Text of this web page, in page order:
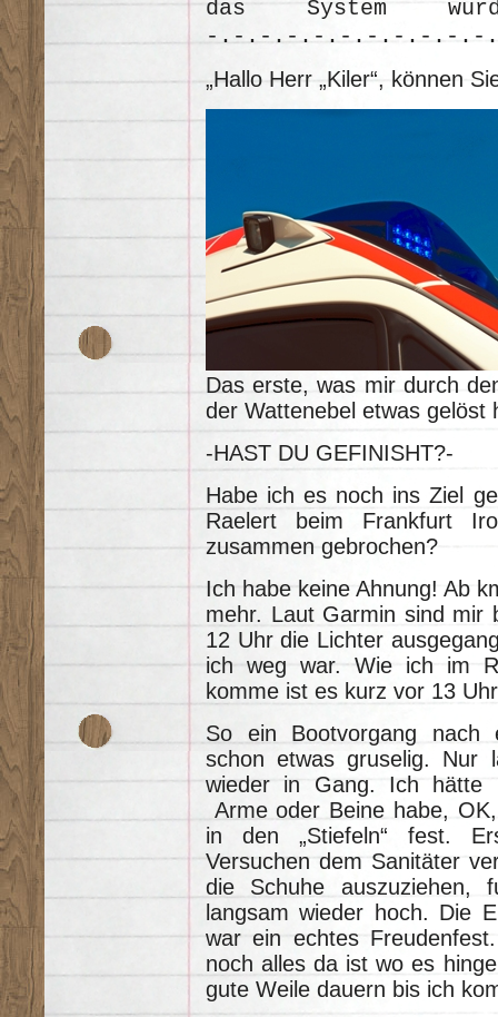
das System
-.-.-.-.-.-.-.-.-.-
„Hallo Herr „Kiler“, können
Das erste, was mir durch
der Wattenebel etwas
-HAST DU GEFINISHT?-
Habe ich es noch ins Ziel
Raelert beim Frankfurt
zusammen gebrochen?
Ich habe keine Ahnung! Ab
mehr. Laut Garmin sind mir
12 Uhr die Lichter
ich weg war. Wie ich im
komme ist es kurz vor 13
So ein Bootvorgang nach
schon etwas gruselig. Nur
wieder in Gang. Ich hätte
Arme oder Beine habe,
in den „Stiefeln“ fest.
Versuchen dem Sanitäter
die Schuhe auszuziehen,
langsam wieder hoch. Die
war ein echtes
noch alles da ist wo es
gute Weile dauern bis ich